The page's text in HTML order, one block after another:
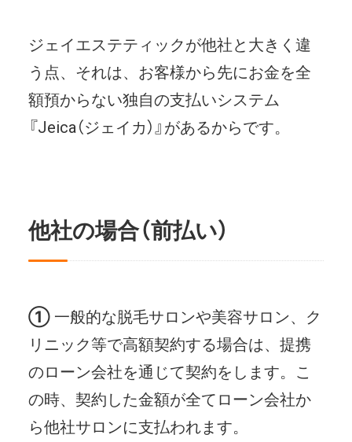
ジェイエステティックが他社と大きく違
う点、それは、お客様から先にお金を全
額預からない独自の支払いシステム
『Jeica（ジェイカ）』があるからです。
他社の場合（前払い）
①一般的な脱毛サロンや美容サロン、ク
リニック等で高額契約する場合は、提携
のローン会社を通じて契約をします。こ
の時、契約した金額が全てローン会社か
ら他社サロンに支払われます。